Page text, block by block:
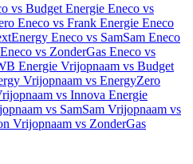
vs Budget Energie Eneco vs
Eneco vs Frank Energie Eneco
Eneco vs SamSam Eneco
Eneco vs ZonderGas Eneco vs
Energie Vrijopnaam vs Budget
Vrijopnaam vs EnergyZero
vs Innova Energie
vs SamSam Vrijopnaam vs
Vrijopnaam vs ZonderGas